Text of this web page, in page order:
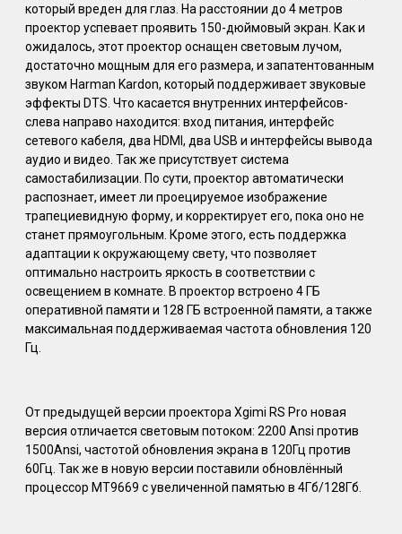
который вреден для глаз. На расстоянии до 4 метров
проектор успевает проявить 150-дюймовый экран. Как и
ожидалось, этот проектор оснащен световым лучом,
достаточно мощным для его размера, и запатентованным
звуком Harman Kardon, который поддерживает звуковые
эффекты DTS. Что касается внутренних интерфейсов-
слева направо находится: вход питания, интерфейс
сетевого кабеля, два HDMI, два USB и интерфейсы вывода
аудио и видео. Так же присутствует система
самостабилизации. По сути, проектор автоматически
распознает, имеет ли проецируемое изображение
трапециевидную форму, и корректирует его, пока оно не
станет прямоугольным. Кроме этого, есть поддержка
адаптации к окружающему свету, что позволяет
оптимально настроить яркость в соответствии с
освещением в комнате. В проектор встроено 4 ГБ
оперативной памяти и 128 ГБ встроенной памяти, а также
максимальная поддерживаемая частота обновления 120
Гц.
От предыдущей версии проектора Xgimi RS Pro новая
версия отличается световым потоком: 2200 Ansi против
1500Ansi, частотой обновления экрана в 120Гц против
60Гц. Так же в новую версии поставили обновлённый
процессор MT9669 с увеличенной памятью в 4Гб/128Гб.